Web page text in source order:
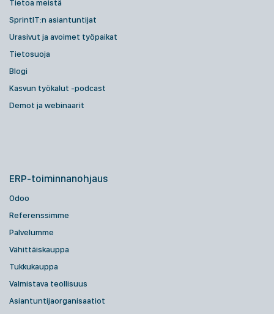
Tietoa meistä
SprintIT:n asiantuntijat
Urasivut ja avoimet työpaikat
Tietosuoja
Blogi
Kasvun työkalut -podcast
Demot ja webinaarit
ERP-toiminnanohjaus
Odoo
Referenssimme
Palvelumme
Vähittäiskauppa
Tukkukauppa
Valmistava teollisuus
Asiantuntijaorganisaatiot